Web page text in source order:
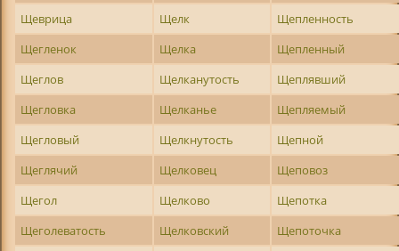
Щеврица
Щелк
Щепленность
Щегленок
Щелка
Щепленный
Щеглов
Щелканутость
Щеплявший
Щегловка
Щелканье
Щепляемый
Щегловый
Щелкнутость
Щепной
Щеглячий
Щелковец
Щеповоз
Щегол
Щелково
Щепотка
Щеголеватость
Щелковский
Щепоточка